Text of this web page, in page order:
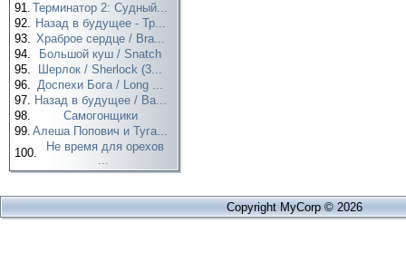
91. Терминатор 2: Судный...
92. Назад в будущее - Тр...
93. Храброе сердце / Bra...
94.
Большой куш / Snatch
95.
Шерлок / Sherlock (3...
96. Доспехи Бога / Long ...
97. Назад в будущее / Ba...
98.
Самогонщики
99. Алеша Попович и Туга...
100.
Не время для орехов
...
Copyright MyCorp © 2026